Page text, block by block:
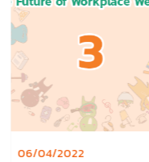
06/04/2022